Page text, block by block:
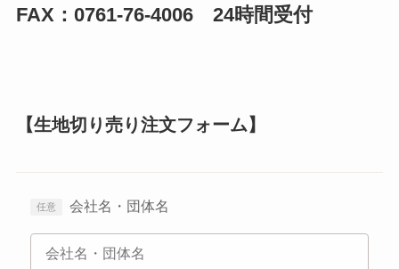
FAX：0761-76-4006 24時間受付
【生地切り売り注文フォーム】
会社名・団体名